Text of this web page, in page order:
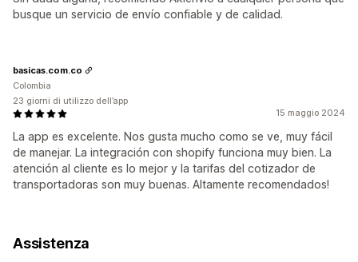
busque un servicio de envío confiable y de calidad.
15 maggio 2024
La app es excelente. Nos gusta mucho como se ve, muy fácil
de manejar. La integración con shopify funciona muy bien. La
atención al cliente es lo mejor y la tarifas del cotizador de
transportadoras son muy buenas. Altamente recomendados!
basicas.com.co
Colombia
23 giorni di utilizzo dell’app
Assistenza